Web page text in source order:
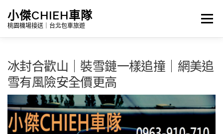
至
主
內
容
小傑CHIEH車隊
桃園機場接送｜台北包車旅遊
選單
Search
首頁 公告訊息｜最新消息
冰封合歡山｜裝雪鏈一樣追撞｜網美追
雪有風險安全價更高